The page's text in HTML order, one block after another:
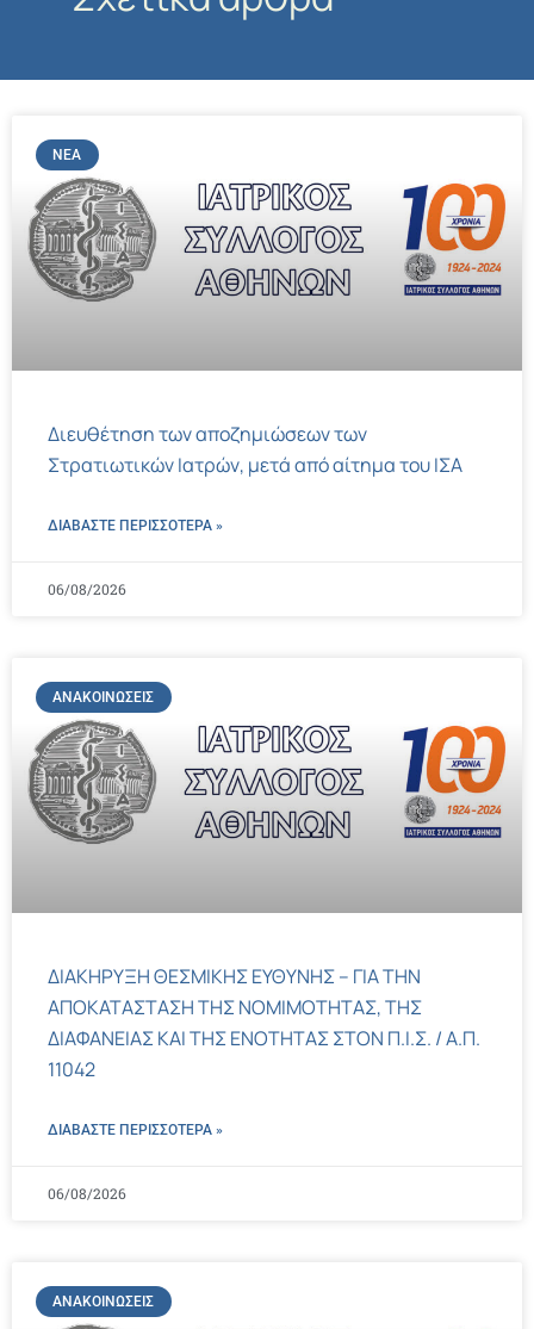
ΝΈΑ
Διευθέτηση των αποζημιώσεων των
Στρατιωτικών Ιατρών, μετά από αίτημα του ΙΣΑ
ΔΙΑΒΑΣΤΕ ΠΕΡΙΣΣΌΤΕΡΑ »
06/08/2026
ΑΝΑΚΟΙΝΏΣΕΙΣ
ΔΙΑΚΗΡΥΞΗ ΘΕΣΜΙΚΗΣ ΕΥΘΥΝΗΣ – ΓΙΑ ΤΗΝ
ΑΠΟΚΑΤΑΣΤΑΣΗ ΤΗΣ ΝΟΜΙΜΟΤΗΤΑΣ, ΤΗΣ
ΔΙΑΦΑΝΕΙΑΣ ΚΑΙ ΤΗΣ ΕΝΟΤΗΤΑΣ ΣΤΟΝ Π.Ι.Σ. / Α.Π.
11042
ΔΙΑΒΑΣΤΕ ΠΕΡΙΣΣΌΤΕΡΑ »
06/08/2026
ΑΝΑΚΟΙΝΏΣΕΙΣ